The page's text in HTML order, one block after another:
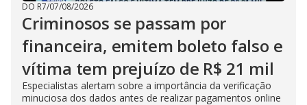
DO R7/07/08/2026
Criminosos se passam por
financeira, emitem boleto falso e
vítima tem prejuízo de R$ 21 mil
Especialistas alertam sobre a importância da verificação
minuciosa dos dados antes de realizar pagamentos online